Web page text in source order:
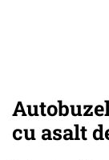
cu asalt